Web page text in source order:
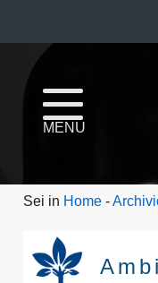
Home
page
Archivio
Dataset
MENU
Sei in Home -